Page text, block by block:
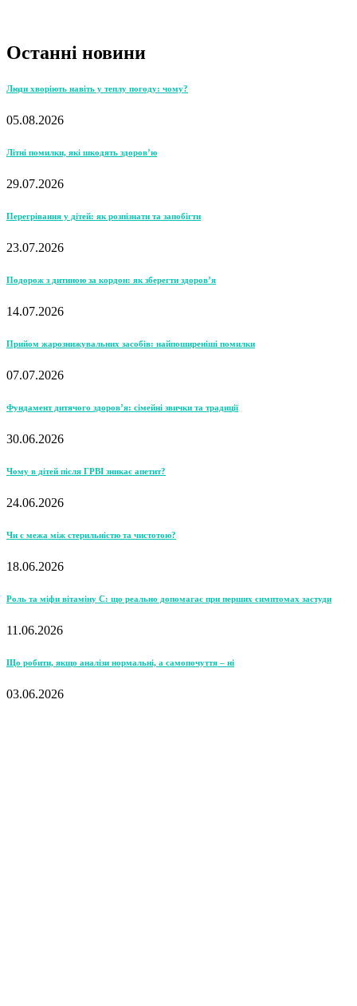
Останні новини
Люди хворіють навіть у теплу погоду: чому?
05.08.2026
Літні помилки, які шкодять здоров’ю
29.07.2026
Перегрівання у дітей: як розпізнати та запобігти
23.07.2026
Подорож з дитиною за кордон: як зберегти здоров’я
14.07.2026
Прийом жарознижувальних засобів: найпоширеніші помилки
07.07.2026
Фундамент дитячого здоров’я: сімейні звички та традиції
30.06.2026
Чому в дітей після ГРВІ зникає апетит?
24.06.2026
Чи є межа між стерильністю та чистотою?
18.06.2026
Роль та міфи вітаміну С: що реально допомагає при перших симптомах застуди
11.06.2026
Що робити, якщо аналізи нормальні, а самопочуття – ні
03.06.2026